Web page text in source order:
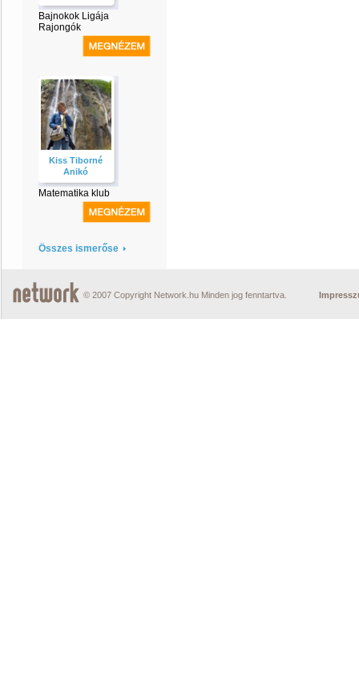
Bajnokok Ligája
Rajongók
Kiss Tiborné
Anikó
Matematika klub
Összes ismerőse
© 2007 Copyright Network.hu Minden jog fenntartva.